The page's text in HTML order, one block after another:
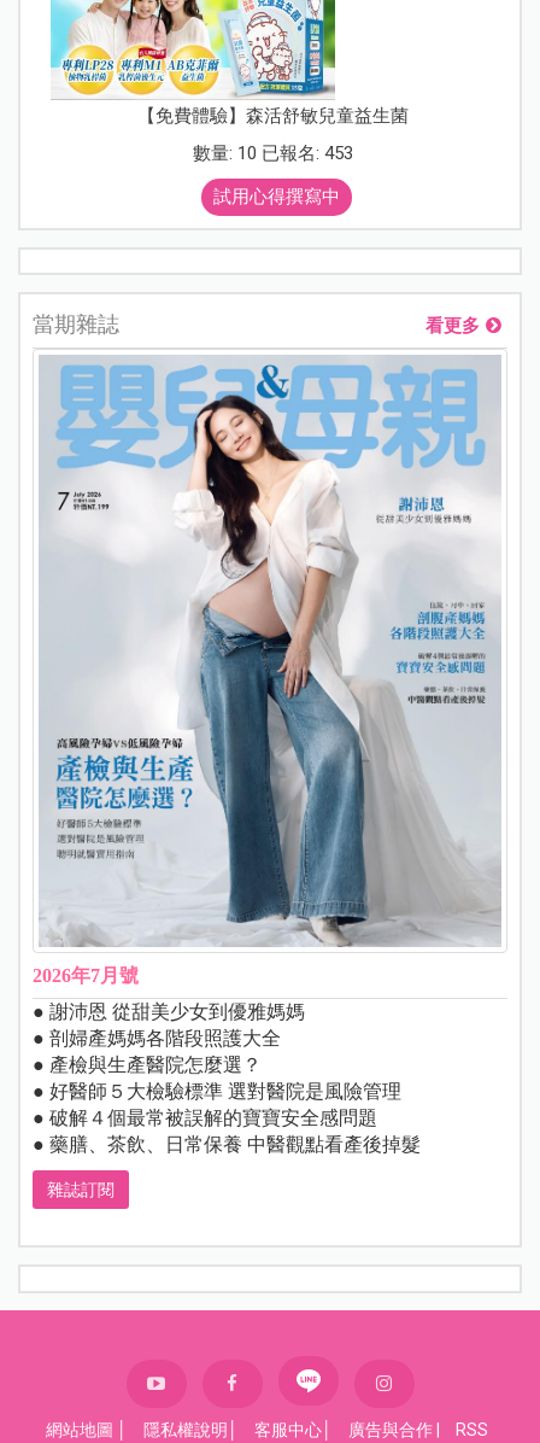
【免費體驗】森活舒敏兒童益生菌
數量: 10 已報名: 453
試用心得撰寫中
當期雜誌 看更多
2026年7月號
● 謝沛恩 從甜美少女到優雅媽媽
● 剖婦產媽媽各階段照護大全
● 產檢與生產醫院怎麼選？
● 好醫師５大檢驗標準 選對醫院是風險管理
● 破解４個最常被誤解的寶寶安全感問題
● 藥膳、茶飲、日常保養 中醫觀點看產後掉髮
雜誌訂閱
網站地圖 隱私權說明 客服中心 廣告與合作 RSS